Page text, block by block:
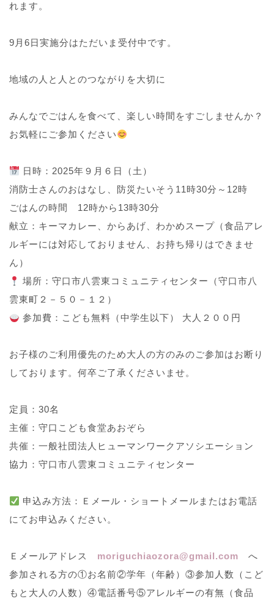
れます。
9月6日実施分はただいま受付中です。
地域の人と人とのつながりを大切に
みんなでごはんを食べて、楽しい時間をすごしませんか？
お気軽にご参加ください
日時：2025年９月６日（土）
消防士さんのおはなし、防災たいそう11時30分～12時
ごはんの時間 12時から13時30分
献立：キーマカレー、からあげ、わかめスープ（食品アレ
ルギーには対応しておりません、お持ち帰りはできませ
ん）
場所：守口市八雲東コミュニティセンター（守口市八
雲東町２－５０－１２）
参加費：こども無料（中学生以下） 大人２００円
お子様のご利用優先のため大人の方のみのご参加はお断り
しております。何卒ご了承くださいませ。
定員：30名
主催：守口こども食堂あおぞら
共催：一般社団法人ヒューマンワークアソシエーション
協力：守口市八雲東コミュニティセンター
申込み方法：Ｅメール・ショートメールまたはお電話
にてお申込みください。
Ｅメールアドレス moriguchiaozora@gmail.com
へ
参加される方の①お名前②学年（年齢）③参加人数（こど
もと大人の人数）④電話番号⑤アレルギーの有無（食品